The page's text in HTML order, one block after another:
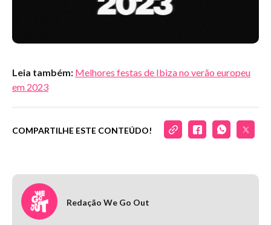
Leia também: Melhores festas de Ibiza no verão europeu
em 2023
COMPARTILHE ESTE CONTEÚDO!
Redação We Go Out